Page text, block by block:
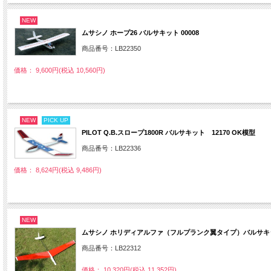
NEW
ムサシノ ホープ26 バルサキット 00008
商品番号：LB22350
価格： 9,600円(税込 10,560円)
NEW PICK UP
PILOT Q.B.スロープ1800R バルサキット 12170 OK模型
商品番号：LB22336
価格： 8,624円(税込 9,486円)
NEW
ムサシノ ホリディアルファ（フルプランク翼タイプ）バルサ
商品番号：LB22312